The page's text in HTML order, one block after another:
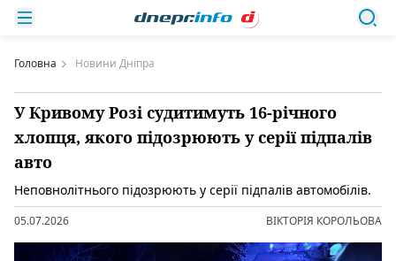
Головна Новини Дніпра
У Кривому Розі судитимуть 16-річного
хлопця, якого підозрюють у серії підпалів
авто
Неповнолітнього підозрюють у серії підпалів автомобілів.
05.07.2026 ВІКТОРІЯ КОРОЛЬОВА